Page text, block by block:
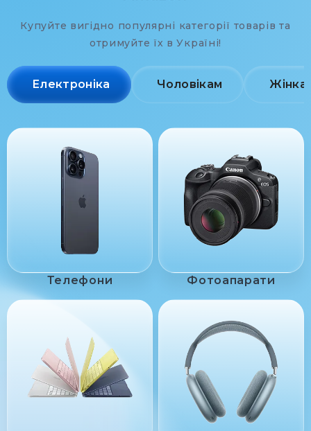
Купуйте вигідно популярні категорії товарів та
отримуйте їх в Україні!
Електроніка Чоловікам
Телефони Фотоапарати